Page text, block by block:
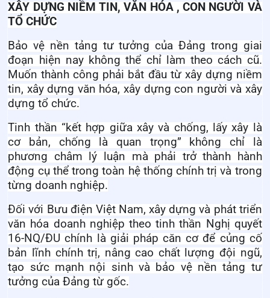
XÂY DỰNG NIỀM TIN, VĂN HÓA , CON NGƯỜI VÀ
TỔ CHỨC
Bảo vệ nền tảng tư tưởng của Đảng trong giai
đoạn hiện nay không thể chỉ làm theo cách cũ.
Muốn thành công phải bắt đầu từ xây dựng niềm
tin, xây dựng văn hóa, xây dựng con người và xây
dựng tổ chức.
Tinh thần “kết hợp giữa xây và chống, lấy xây là
cơ bản, chống là quan trọng” không chỉ là
phương châm lý luận mà phải trở thành hành
động cụ thể trong toàn hệ thống chính trị và trong
từng doanh nghiệp.
Đối với Bưu điện Việt Nam, xây dựng và phát triển
văn hóa doanh nghiệp theo tinh thần Nghị quyết
16-NQ/ĐU chính là giải pháp căn cơ để củng cố
bản lĩnh chính trị, nâng cao chất lượng đội ngũ,
tạo sức mạnh nội sinh và bảo vệ nền tảng tư
tưởng của Đảng từ gốc.